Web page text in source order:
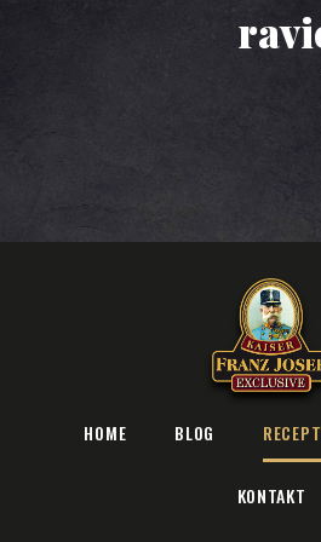
ravioly s
HOME BLOG
KONTAKT